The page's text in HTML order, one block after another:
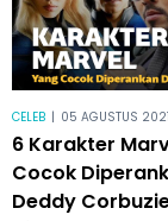
CELEB | 05 AGUSTUS 2021
6 Karakter
Cocok
Deddy